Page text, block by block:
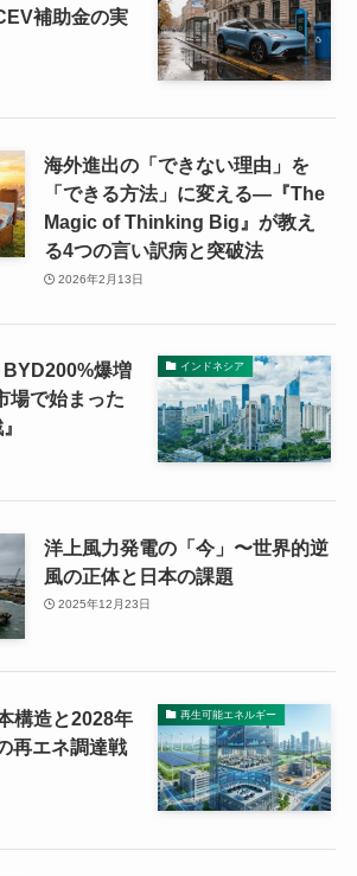
補助金の実
海外進出の「できない理由」を
「できる方法」に変える—『The
Magic of Thinking Big』が教え
る4つの言い訳病と突破法
2026年2月13日
インドネシア
爆増
場で始まった
洋上風力発電の「今」〜世界的逆
風の正体と日本の課題
2025年12月23日
再生可能エネルギー
構造と2028年
再エネ調達戦